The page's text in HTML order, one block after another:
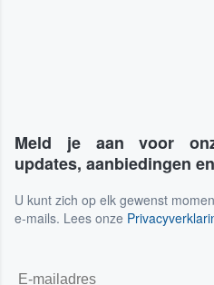
Meld je aan voor
updates, aanbiedingen
U kunt zich op elk gewenst
e-mails. Lees onze